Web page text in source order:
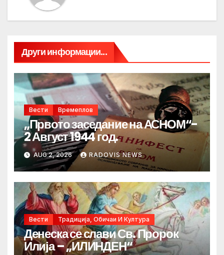
Други информации...
Вести Времеплов
„Првото заседание на АСНОМ“-
2 Август 1944 год.
AUG 2, 2026 RADOVIS NEWS
Вести Традиција, Обичаи И Култура
Денеска се слави Св. Пророк
Илија – „ИЛИНДЕН“